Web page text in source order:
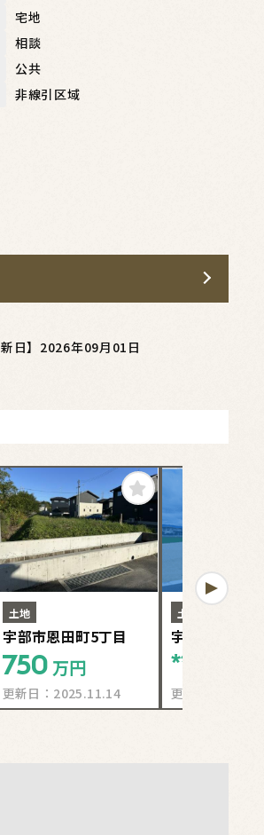
宅地
相談
公共
非線引区域
新日】2026年09月01日
土地
宇部市恩田町5丁目
750 万円
更新日： 2025.11.14
土地
宇部市＊＊＊＊
****
更新日：